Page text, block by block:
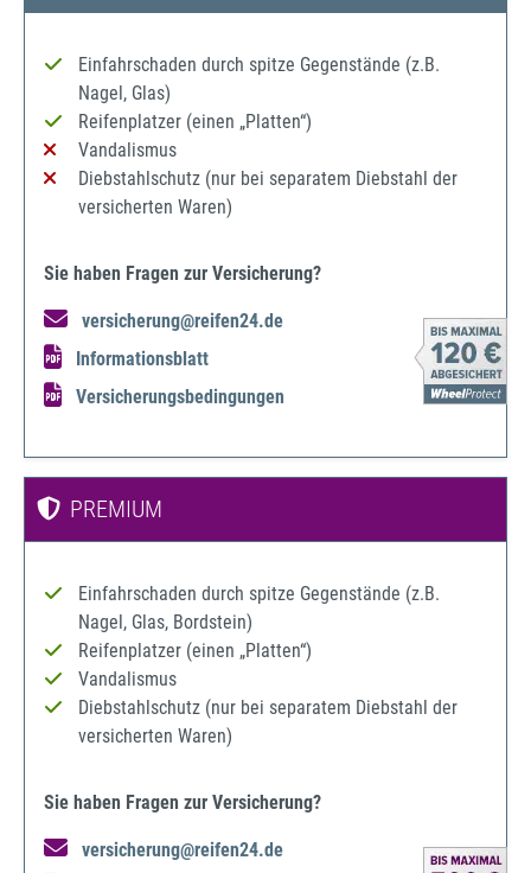
Einfahrschaden durch spitze Gegenstände (z.B.
Nagel, Glas)
Reifenplatzer (einen „Platten“)
Vandalismus
Diebstahlschutz (nur bei separatem Diebstahl der
versicherten Waren)
Sie haben Fragen zur Versicherung?
versicherung@reifen24.de
Informationsblatt
Versicherungsbedingungen
PREMIUM
Einfahrschaden durch spitze Gegenstände (z.B.
Nagel, Glas, Bordstein)
Reifenplatzer (einen „Platten“)
Vandalismus
Diebstahlschutz (nur bei separatem Diebstahl der
versicherten Waren)
Sie haben Fragen zur Versicherung?
versicherung@reifen24.de